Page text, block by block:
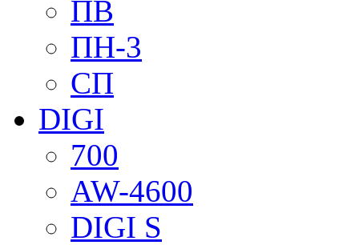
ПВ
ПН-3
СП
DIGI
700
AW-4600
DIGI S